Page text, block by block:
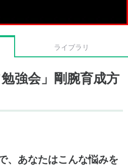
ライブラリ
強会」剛腕育成方
、あなたはこんな悩みを